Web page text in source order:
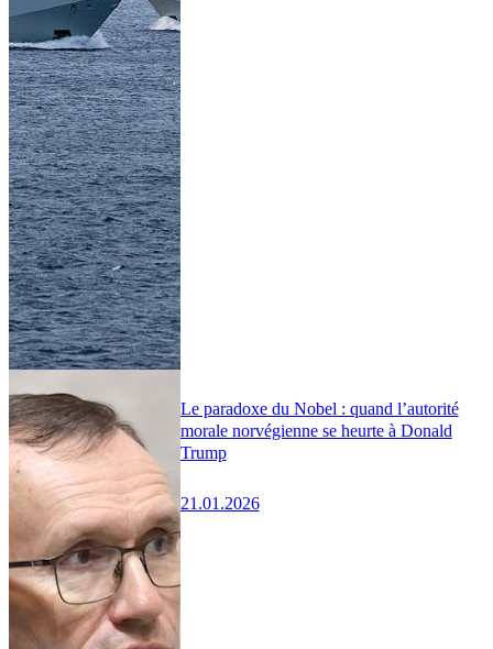
Le paradoxe du Nobel : quand l’autorité
morale norvégienne se heurte à Donald
Trump
21.01.2026